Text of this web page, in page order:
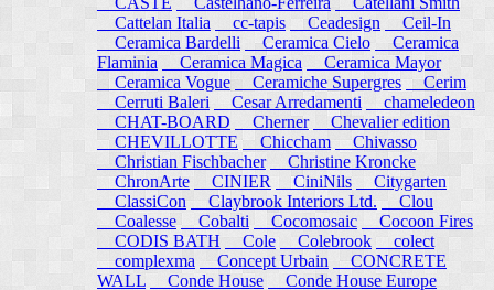
Cattelan Italia
cc-tapis Ceadesign
Ceil-In
Ceramica Bardelli
Ceramica Cielo
Ceramica
Flaminia
Ceramica Magica
Ceramica Mayor
Ceramica Vogue
Ceramiche Supergres Cerim
Cerruti Baleri
Cesar Arredamenti
chameledeon
CHAT-BOARD
Cherner
Chevalier edition
CHEVILLOTTE
Chiccham
Chivasso
Christian Fischbacher
Christine Kroncke
ChronArte
CINIER CiniNils
Citygarten
ClassiCon
Claybrook Interiors Ltd.
Clou
Coalesse
Cobalti Cocomosaic
Cocoon Fires
CODIS BATH
Cole Colebrook
colect
complexma
Concept Urbain
CONCRETE
WALL
Conde House
Conde House Europe